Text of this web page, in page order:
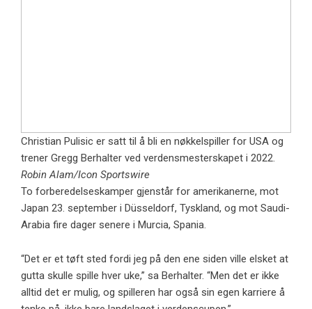
Christian Pulisic er satt til å bli en nøkkelspiller for USA og
trener Gregg Berhalter ved verdensmesterskapet i 2022.
Robin Alam/Icon Sportswire
To forberedelseskamper gjenstår for amerikanerne, mot
Japan 23. september i Düsseldorf, Tyskland, og mot Saudi-
Arabia fire dager senere i Murcia, Spania.
“Det er et tøft sted fordi jeg på den ene siden ville elsket at
gutta skulle spille hver uke,” sa Berhalter. “Men det er ikke
alltid det er mulig, og spilleren har også sin egen karriere å